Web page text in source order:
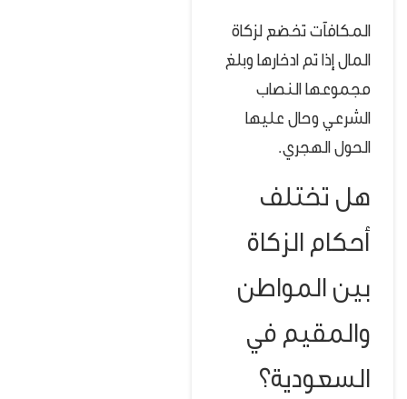
المكافآت تخضع لزكاة
المال إذا تم ادخارها وبلغ
مجموعها النصاب
الشرعي وحال عليها
الحول الهجري.
هل تختلف
أحكام الزكاة
بين المواطن
والمقيم في
السعودية؟